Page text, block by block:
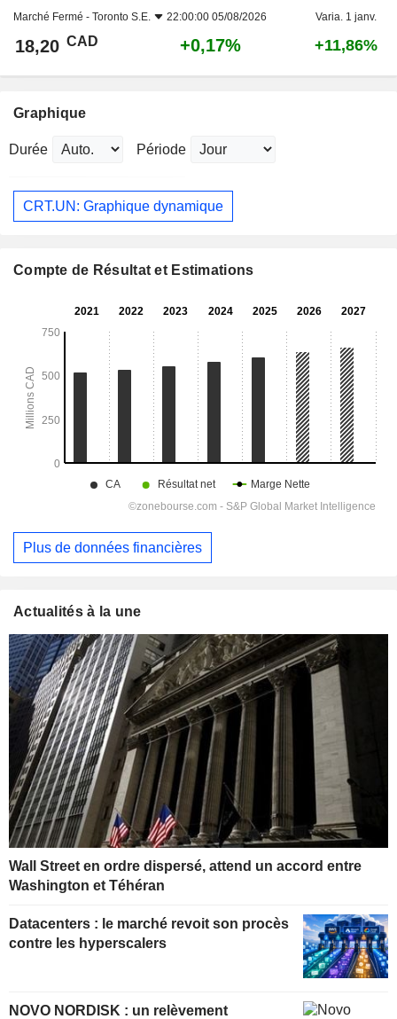
Marché Fermé - Toronto S.E. 22:00:00 05/08/2026 Varia. 1 janv.
18,20 CAD +0,17% +11,86%
Graphique
Durée Période
CRT.UN: Graphique dynamique
Compte de Résultat et Estimations
Plus de données financières
Actualités à la une
Wall Street en ordre dispersé, attend un accord entre
Washington et Téhéran
Datacenters : le marché revoit son procès
contre les hyperscalers
NOVO NORDISK : un relèvement